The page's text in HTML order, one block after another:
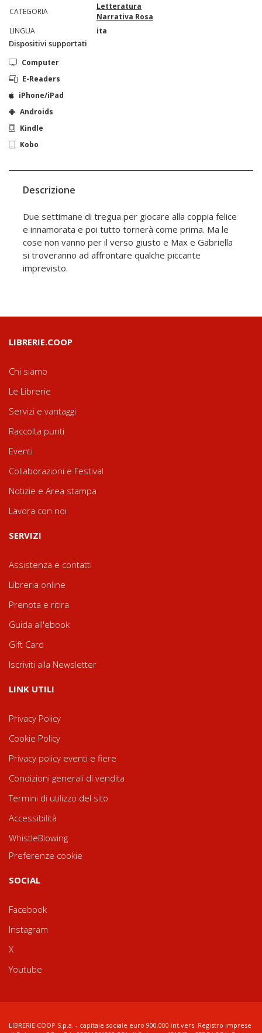
CATEGORIA
Letteratura
Narrativa Rosa
LINGUA
ita
Dispositivi supportati
Computer
E-Readers
iPhone/iPad
Androids
Kindle
Kobo
Descrizione
Due settimane di tregua per giocare alla coppia felice
e innamorata e poi tutto tornerà come prima. Ma le
cose non vanno per il verso giusto e Max e Gabriella
si troveranno ad affrontare qualche piccante
imprevisto.
LIBRERIE.COOP
Chi siamo
Le Librerie
Servizi e vantaggi
Raccolta punti
Eventi
Collaborazioni e Festival
Notizie e Area stampa
Lavora con noi
SERVIZI
Assistenza e contatti
Libreria online
Prenota e ritira
Guida all'ebook
Gift Card
Iscriviti alla Newsletter
LINK UTILI
Privacy Policy
Cookie Policy
Privacy policy eventi e fiere
Condizioni generali di vendita
Termini di utilizzo del sito
Accessibilità
WhistleBlowing
Preferenze cookie
SOCIAL
Facebook
Instagram
X
Youtube
LIBRERIE.COOP S.p.a. - capitale sociale euro 900.000 int.vers. Registro imprese